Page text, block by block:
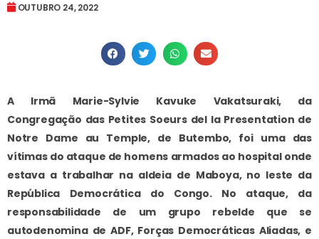
OUTUBRO 24, 2022
A Irmã Marie-Sylvie Kavuke Vakatsuraki, da
Congregação das Petites Soeurs del la Presentation de
Notre Dame au Temple, de Butembo, foi uma das
vítimas do ataque de homens armados ao hospital onde
estava a trabalhar na aldeia de Maboya, no leste da
República Democrática do Congo. No ataque, da
responsabilidade de um grupo rebelde que se
autodenomina de ADF, Forças Democráticas Aliadas, e